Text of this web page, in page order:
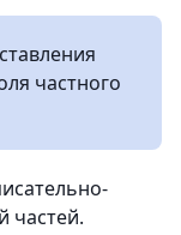
частного
частей.